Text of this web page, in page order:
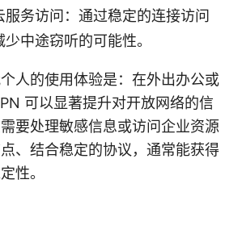
服务访问：通过稳定的连接访问
中途窃听的可能性。
人的使用体验是：在外出办公或
可以显著提升对开放网络的信
要处理敏感信息或访问企业资源
、结合稳定的协议，通常能获得
性。